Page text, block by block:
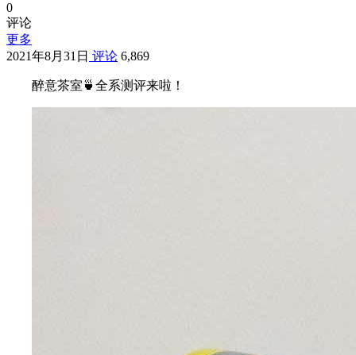
0
评论
更多
2021年8月31日 评论 6,869
醉意茶室🍵全系测评来啦！